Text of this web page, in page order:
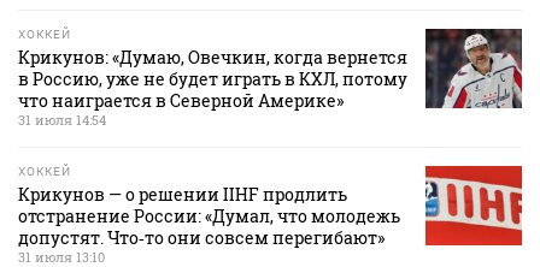
ХОККЕЙ
Крикунов: «Думаю, Овечкин, когда вернется
в Россию, уже не будет играть в КХЛ, потому
что наиграется в Северной Америке»
31 июля 14:54
ХОККЕЙ
Крикунов — о решении IIHF продлить
отстранение России: «Думал, что молодежь
допустят. Что‑то они совсем перегибают»
31 июля 13:10